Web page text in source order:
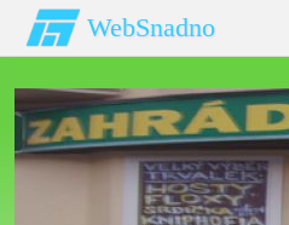
WebSnadno